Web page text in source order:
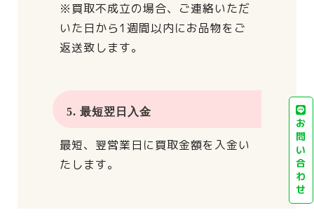
※買取不成立の場合、 ご連絡いただ
いた日から1週間以内にお品物をご
返送致します。
5. 最短翌日入金
最短、翌営業日に買取金額を入金い
たします。
お
問
い
合
わ
せ